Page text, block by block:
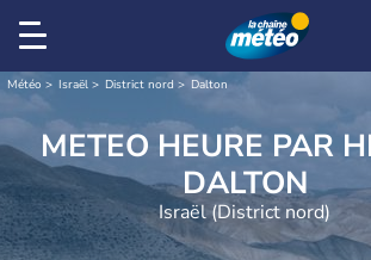
Météo Israël District nord Dalton
METEO HEURE PAR
DALTON
Israël (District nord)